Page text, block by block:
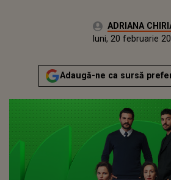
Autor:ADRIANA
luni, 20 februarie 2023Actualizat:
luni, 20 februarie
Adaugă-ne ca sursă